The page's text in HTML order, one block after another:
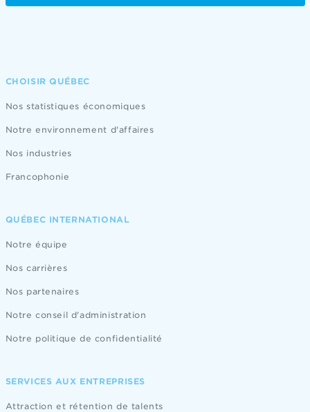
CHOISIR QUÉBEC
Nos statistiques économiques
Notre environnement d'affaires
Nos industries
Francophonie
QUÉBEC INTERNATIONAL
Notre équipe
Nos carrières
Nos partenaires
Notre conseil d'administration
Notre politique de confidentialité
SERVICES AUX ENTREPRISES
Attraction et rétention de talents